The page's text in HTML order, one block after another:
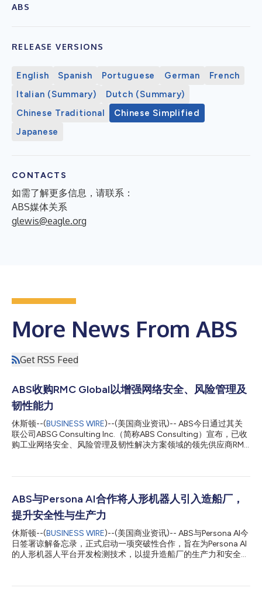
ABS
RELEASE VERSIONS
English Spanish Portuguese German
French
Italian (Summary)
Dutch (Summary)
Chinese Traditional
Chinese Simplified
Japanese
CONTACTS
如需了解更多信息，请联系：
ABS媒体关系
glewis@eagle.org
More News From ABS
Get RSS Feed
ABS收购RMC Global以增强网络安全、风险管理及
韧性能力
休斯顿--(BUSINESS WIRE)--(美国商业资讯)-- ABS今日通过其关
联公司ABSG Consulting Inc.（简称ABS Consulting）宣布，已收
购工业网络安全、风险管理及韧性解决方案领域的领先供应商RMC
业紧密结合在一起。通过将RMC的能力与ABS Consulting的规
营的客户提供更具综合力的解决方案。 ABS董事长兼首席执行官
John McDonald表示，“客户正面临日益加剧的运营风险、网络威
胁和监管压力。整合RMC与ABS Consulting的专业优势，将增强
我们通过全面、综合的解决方案为客户创造更大价值并提供更强支
持的能力。” 他强调，此次收购在战略和文化层面都高度契合。
RMC在关键基础设施保护和工业网络安全方面深厚的文化积淀，与
ABS Consulting致力于保护全球人员、资产及关键运营的核心理念
ABS与Persona AI合作将人形机器人引入造船厂，
提升安全性与生产力
休斯顿--(BUSINESS WIRE)--(美国商业资讯)-- ABS与Persona AI今
日签署谅解备忘录，正式启动一项突破性合作，旨在为Persona AI
的人形机器人平台开发检测技术，以提升造船厂的生产力和安全
传统工业机器人不同，人形机器人特别适合在为人类工人设计的造